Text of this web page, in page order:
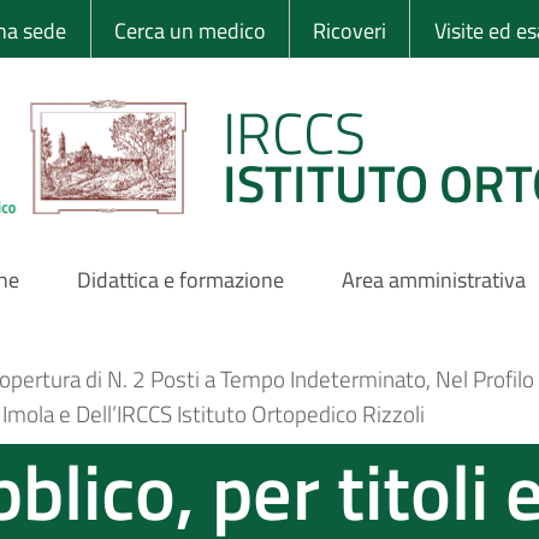
sede Cerca un medico Ricoveri Visite ed
IRCCS
ISTITUTO
Didattica e formazione Area amministrativa
di N. 2 Posti a Tempo Indeterminato, Nel
e Dell’IRCCS Istituto Ortopedico Rizzoli
per titoli